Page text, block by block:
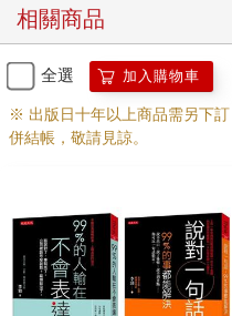
也會拒絕別人。拒絕別人，
坎。而被別人拒絕，也會讓
旦被拒絕後，很少有人能夠
以銷售為例，無論你多麼努
交，至少有30％的客戶不會
要你運用正確的方法來爭取。
或根本不可能與你成交的客
抗拒，最重要的一條原則，
點。
那麼具體該怎麼做，才能化
當你的客戶不停抱怨「你的
相關商品
全選 加入購物車
※ 出版日十年以上商品需另下
併結帳，敬請見諒。